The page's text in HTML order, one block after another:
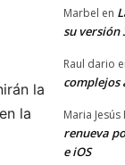
la
la
Marbel en
su versión
Raul dario
complejos
Maria
renueva
e iOS